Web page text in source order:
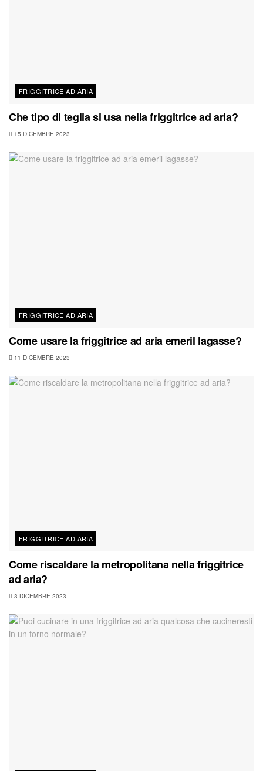
FRIGGITRICE AD ARIA
Che tipo di teglia si usa nella friggitrice ad aria?
15 DICEMBRE 2023
FRIGGITRICE AD ARIA
Come usare la friggitrice ad aria emeril lagasse?
11 DICEMBRE 2023
FRIGGITRICE AD ARIA
Come riscaldare la metropolitana nella friggitrice
ad aria?
3 DICEMBRE 2023